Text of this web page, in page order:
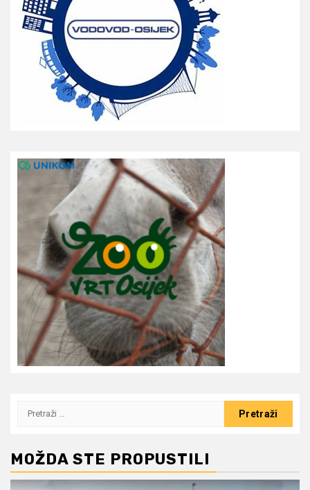
Pretraži:
MOŽDA STE PROPUSTILI